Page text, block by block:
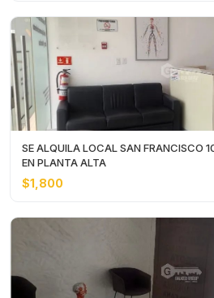
SE ALQUILA LOCAL SAN FRANCISCO
EN PLANTA ALTA
$1,800